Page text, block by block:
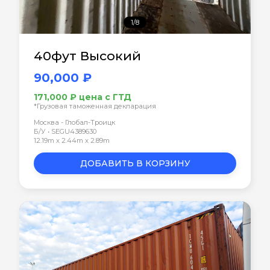
1/8
40фут Высокий
90,000 ₽
171,000 ₽ цена с ГТД
*Грузовая таможенная декларация
Москва - Глобал-Троицк
Б/У • SEGU4389630
12.19m x 2.44m x 2.89m
ДОБАВИТЬ В КОРЗИНУ